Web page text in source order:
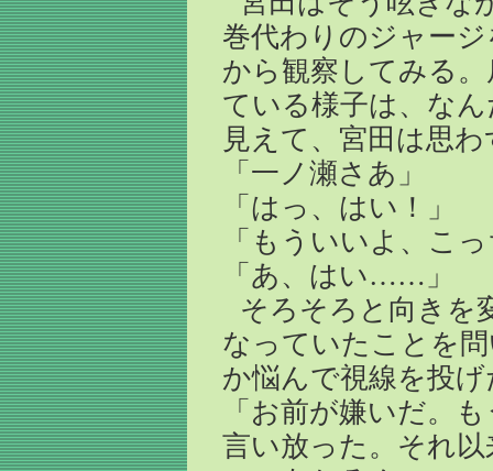
巻代わりのジャー
から観察してみる
ている様子は、な
見えて、宮田は思
「一ノ瀬さあ」
「はっ、はい！」
「もういいよ、こ
「あ、はい……」
そろそろと向きを
なっていたことを
か悩んで視線を投
「お前が嫌いだ。
言い放った。それ